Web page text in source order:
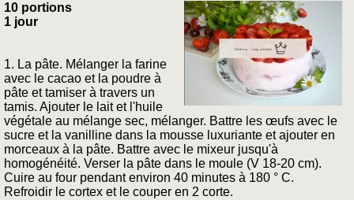
10 portions
1 jour
1. La pâte. Mélanger la farine
avec le cacao et la poudre à
pâte et tamiser à travers un
tamis. Ajouter le lait et l'huile
végétale au mélange sec, mélanger. Battre les œufs avec le
sucre et la vanilline dans la mousse luxuriante et ajouter en
morceaux à la pâte. Battre avec le mixeur jusqu'à
homogénéité. Verser la pâte dans le moule (V 18-20 cm).
Cuire au four pendant environ 40 minutes à 180 ° C.
Refroidir le cortex et le couper en 2 corte.